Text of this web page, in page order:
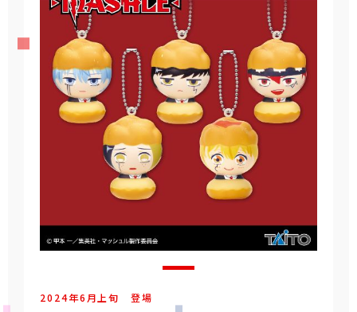
2024年6 月 上旬 登場